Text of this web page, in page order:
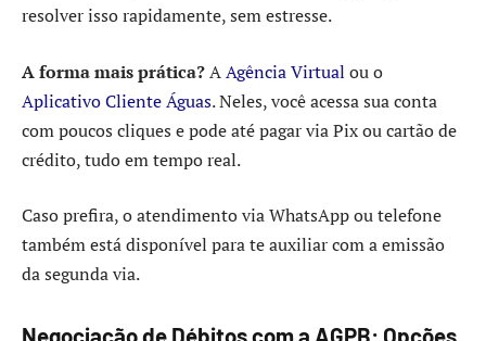
resolver isso rapidamente, sem estresse.
A forma mais prática?AAgência Virtual ou o
Aplicativo Cliente Águas. Neles, você acessa sua conta
com poucos cliques e pode até pagar via Pix ou cartão de
crédito, tudo em tempo real.
Caso prefira, o atendimento via WhatsApp ou telefone
também está disponível para te auxiliar com a emissão
da segunda via.
Negociação de Débitos com a AGPB: Opções